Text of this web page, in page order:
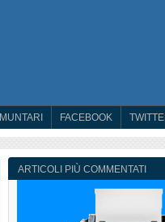
MUNTARI FACEBOOK
ARTICOLI PIÙ COMMENTATI